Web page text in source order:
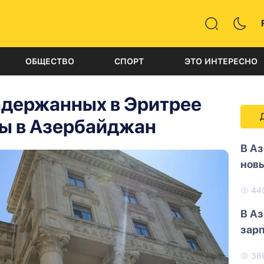
ОБЩЕСТВО СПОРТ ЭТО ИНТЕРЕСНО
в Эритрее
в Азербайджан
В
В